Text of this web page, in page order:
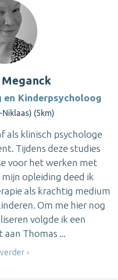
en Kinderpsycholoog
Niklaas) (5km)
als klinisch psychologe
Tijdens deze studies
voor het werken met
opleiding deed ik
als krachtig medium
Om me hier nog
volgde ik een
Thomas ...